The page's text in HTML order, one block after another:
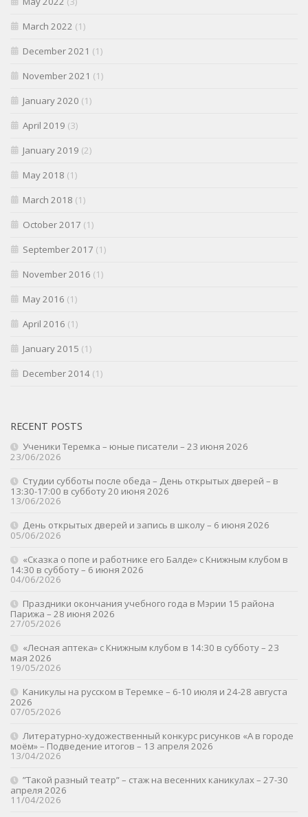
March 2022 (1)
December 2021 (1)
November 2021 (1)
January 2020 (1)
April 2019 (3)
January 2019 (2)
May 2018 (1)
March 2018 (1)
October 2017 (1)
September 2017 (1)
November 2016 (1)
May 2016 (1)
April 2016 (1)
January 2015 (1)
December 2014 (1)
RECENT POSTS
Ученики Теремка – юные писатели – 23 июня 2026
23/06/2026
Студии субботы после обеда – День открытых дверей – в
13:30-17:00 в субботу 20 июня 2026
13/06/2026
День открытых дверей и запись в школу – 6 июня 2026
05/06/2026
«Сказка о попе и работнике его Балде» с Книжным клубом в
14:30 в субботу – 6 июня 2026
04/06/2026
Праздники окончания учебного года в Мэрии 15 района
Парижа – 28 июня 2026
27/05/2026
«Лесная аптека» с Книжным клубом в 14:30 в субботу – 23
мая 2026
19/05/2026
Каникулы на русском в Теремке – 6-10 июля и 24-28 августа
2026
07/05/2026
Литературно-художественный конкурс рисунков «А в городе
моём» – Подведение итогов – 13 апреля 2026
13/04/2026
”Такой разный театр” – стаж на весенних каникулах – 27-30
апреля 2026
11/04/2026